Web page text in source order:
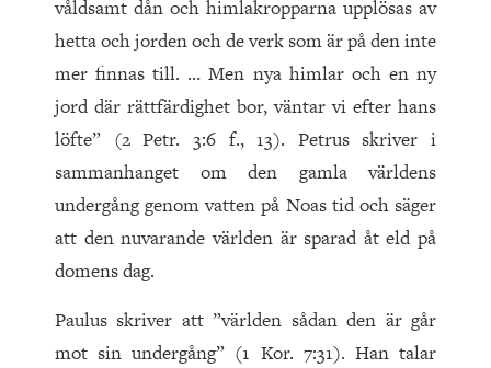
våldsamt dån och himlakropparna upplösas av
hetta och jorden och de verk som är på den inte
mer finnas till. … Men nya himlar och en ny
jord där rättfärdighet bor, väntar vi efter hans
löfte” (2 Petr. 3:6 f., 13). Petrus skriver i
sammanhanget om den gamla världens
undergång genom vatten på Noas tid och säger
att den nuvarande världen är sparad åt eld på
domens dag.
Paulus skriver att ”världen sådan den är går
mot sin undergång” (1 Kor. 7:31). Han talar